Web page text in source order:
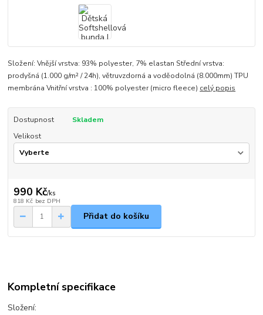
Složení: Vnější vrstva: 93% polyester, 7% elastan Střední vrstva:
prodyšná (1.000 g/m² / 24h), větruvzdorná a voděodolná (8.000mm) TPU
membrána Vnitřní vrstva : 100% polyester (micro fleece) celý popis
Dostupnost
Skladem
Velikost
990 Kč/ks
818 Kč bez DPH
Přidat do košíku
Kompletní specifikace
Složení: